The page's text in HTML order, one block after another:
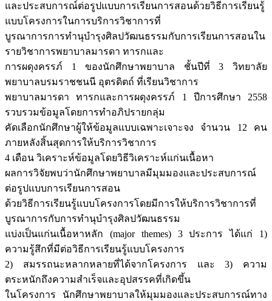
และประสบการณ์ต่อรูปแบบการเรียนการสอนด้วยวิธีการเรียนรู้
แบบโครงการในการบริการวิชาการที่
บูรณาการการทำนุบำรุงศิลปวัฒนธรรมกับการเรียนการสอนใน
รายวิชาการพยาบาลมารดา ทารกและ
การผดุงครรภ์ 1 ของนักศึกษาพยาบาล ชั้นปีที่ 3 วิทยาลัย
พยาบาลบรมราชชนนี อุตรดิตถ์ ที่เรียนวิชาการ
พยาบาลมารดา ทารกและการผดุงครรภ์ 1 ปีการศึกษา 2558
รวบรวมข้อมูลโดยการทำอภิปรายกลุ่ม
คัดเลือกนักศึกษาผู้ให้ข้อมูลแบบเฉพาะเจาะจง จำนวน 12 คน
ภายหลังสิ้นสุดการให้บริการวิชาการ
4 เดือน วิเคราะห์ข้อมูลโดยวิธีวิเคราะห์แก่นเนื้อหา
ผลการวิจัยพบว่านักศึกษาพยาบาลมีมุมมองและประสบการณ์
ต่อรูปแบบการเรียนการสอน
ด้วยวิธีการเรียนรู้แบบโครงการโดยมีการให้บริการวิชาการที่
บูรณาการกับการทำนุบำรุงศิลปวัฒนธรรม
แบ่งเป็นแก่นเนื้อหาหลัก (major themes) 3 ประการ ได้แก่ 1)
ความรู้สึกที่มีต่อวิธีการเรียนรู้แบบโครงการ
2) สมรรถนะหลากหลายที่ได้จากโครงการ และ 3) ความ
ตระหนักถึงความสำเร็จและอุปสรรคที่เกิดขึ้น
ในโครงการ นักศึกษาพยาบาลให้มุมมองและประสบการณ์ทาง